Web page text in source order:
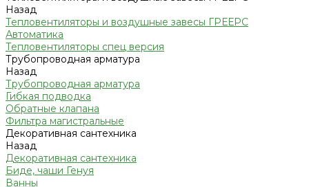
Назад
Тепловентиляторы и воздушные завесы ГРЕЕРС
Автоматика
Тепловентиляторы спец версия
Трубопроводная арматура
Назад
Трубопроводная арматура
Гибкая подводка
Обратные клапана
Фильтра магистральные
Декоративная сантехника
Назад
Декоративная сантехника
Биде, чаши Генуя
Ванны